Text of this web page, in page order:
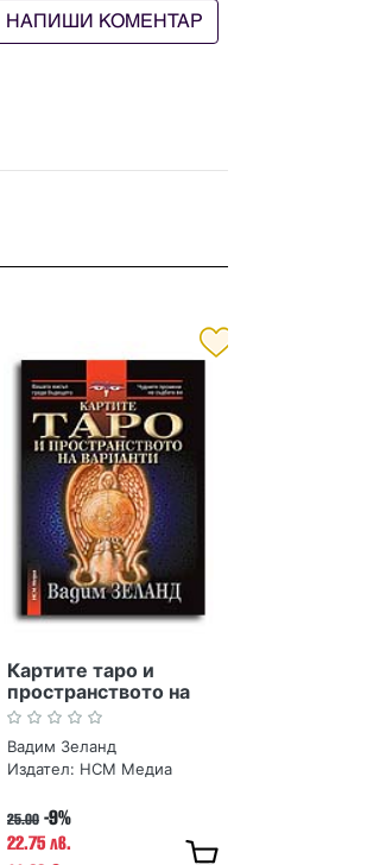
НАПИШИ КОМЕНТАР
Картите таро и
пространството на
варианти (книга +
карти)
Вадим Зеланд
Издател: НСМ Медиа
25.00 -9%
22.75 лв.